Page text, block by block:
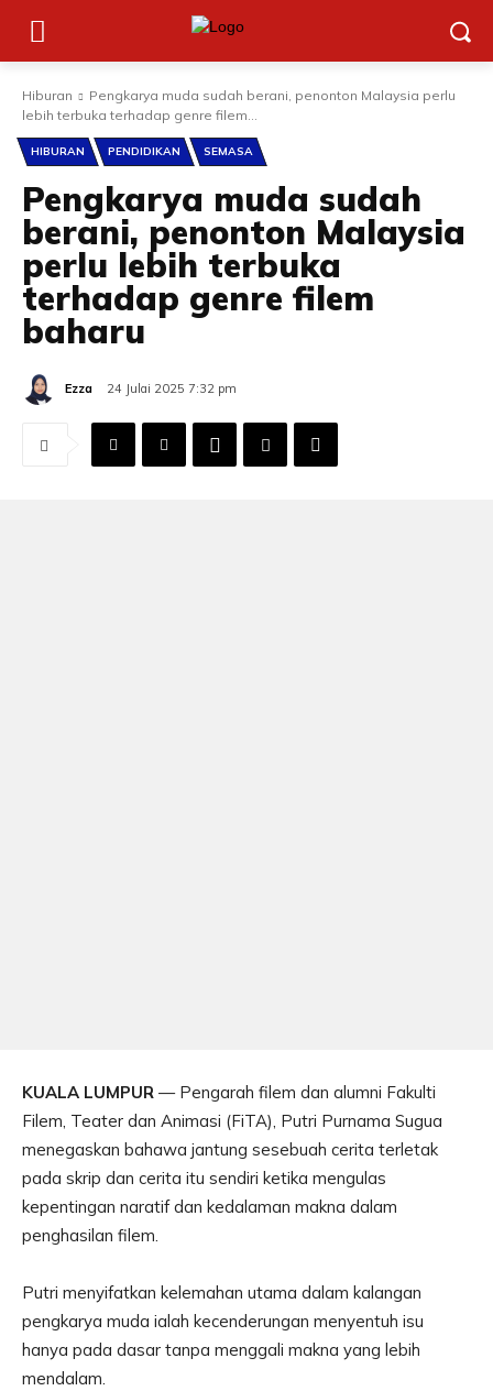
Hiburan
Pengkarya muda sudah berani, penonton Malaysia perlu
lebih terbuka terhadap genre filem...
HIBURAN PENDIDIKAN SEMASA
Pengkarya muda sudah
berani, penonton Malaysia
perlu lebih terbuka
terhadap genre filem
baharu
Ezza 24 Julai 2025 7:32 pm
KUALA LUMPUR — Pengarah filem dan alumni Fakulti
Filem, Teater dan Animasi (FiTA), Putri Purnama Sugua
menegaskan bahawa jantung sesebuah cerita terletak
pada skrip dan cerita itu sendiri ketika mengulas
kepentingan naratif dan kedalaman makna dalam
penghasilan filem.
Putri menyifatkan kelemahan utama dalam kalangan
pengkarya muda ialah kecenderungan menyentuh isu
hanya pada dasar tanpa menggali makna yang lebih
mendalam.